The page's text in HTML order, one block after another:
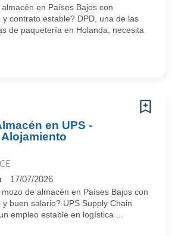
en Países Bajos con
contrato estable? DPD, una de las
de paquetería en Holanda, necesita
en UPS -
17/07/2026
de almacén en Países Bajos con
buen salario? UPS Supply Chain
empleo estable en logística ...